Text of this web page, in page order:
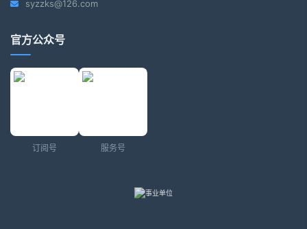
syzzks@126.com
官方公众号
订阅号 服务号